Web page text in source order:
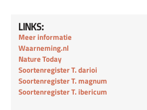
LINKS:
Meer informatie
Waarneming.nl
Nature Today
Soortenregister T. darioi
Soortenregister T. magnum
Soortenregister T. ibericum